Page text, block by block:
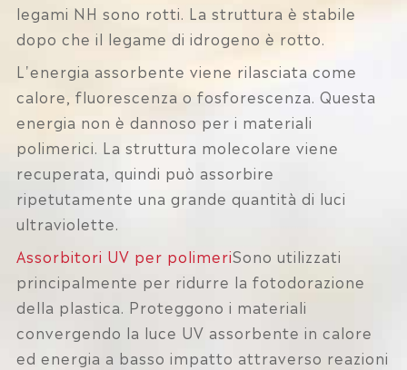
legami NH sono rotti. La struttura è stabile
dopo che il legame di idrogeno è rotto.
L'energia assorbente viene rilasciata come
calore, fluorescenza o fosforescenza. Questa
energia non è dannoso per i materiali
polimerici. La struttura molecolare viene
recuperata, quindi può assorbire
ripetutamente una grande quantità di luci
ultraviolette.
Assorbitori UV per polimeriSono utilizzati
principalmente per ridurre la fotodorazione
della plastica. Proteggono i materiali
convergendo la luce UV assorbente in calore
ed energia a basso impatto attraverso reazioni